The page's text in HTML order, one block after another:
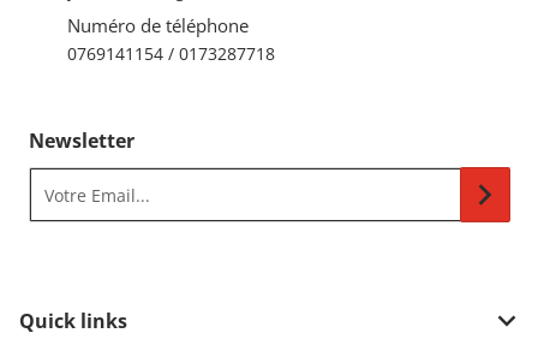
Numéro de téléphone
0769141154 / 0173287718
Newsletter
Quick links